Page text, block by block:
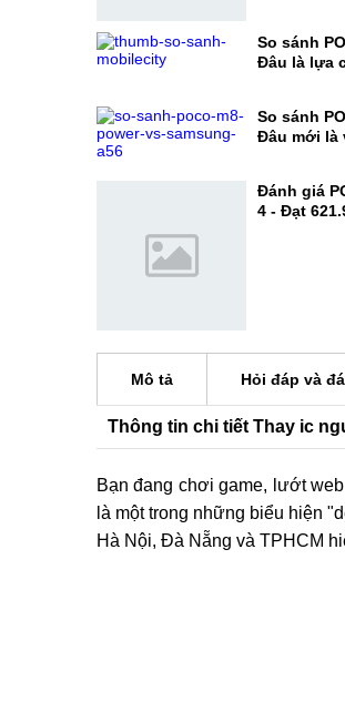
So sánh
Đâu là lựa
So sánh
Đâu mới là
4 - Đạt
Mô tả Hỏi đáp và